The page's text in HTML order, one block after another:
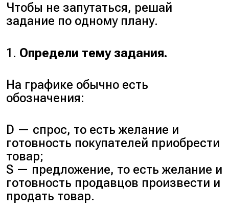
Чтобы не запутаться, решай
задание по одному плану.
1. Определи тему задания.
На графике обычно есть
обозначения:
D — спрос, то есть желание и
готовность покупателей приобрести
товар;
S — предложение, то есть желание и
готовность продавцов произвести и
продать товар.